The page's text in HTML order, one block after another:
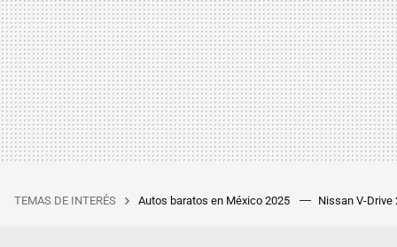
TEMAS DE INTERÉS Autos baratos en México 2025 Nissan V-Drive